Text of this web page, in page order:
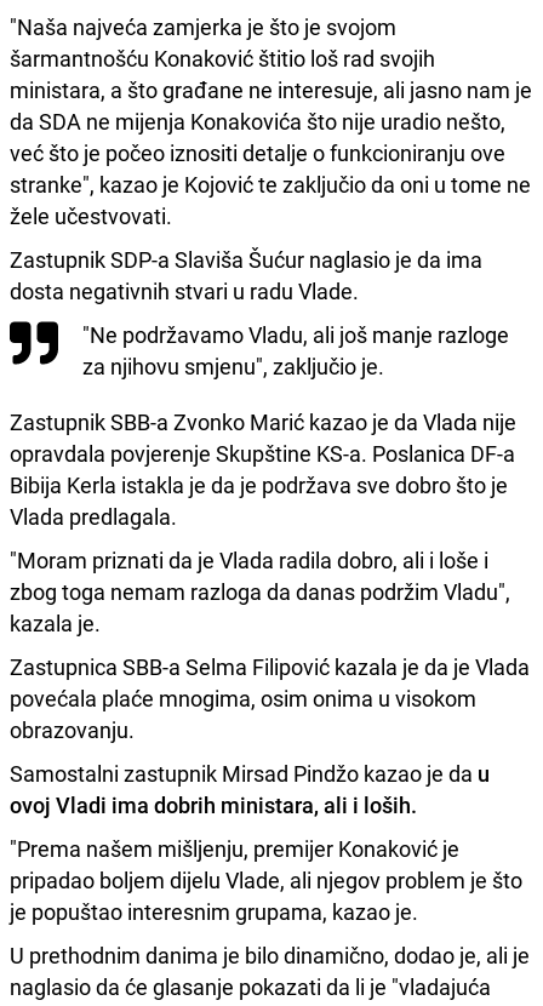
"Naša najveća zamjerka je što je svojom
šarmantnošću Konaković štitio loš rad svojih
ministara, a što građane ne interesuje, ali jasno nam je
da SDA ne mijenja Konakovića što nije uradio nešto,
već što je počeo iznositi detalje o funkcioniranju ove
stranke", kazao je Kojović te zaključio da oni u tome ne
žele učestvovati.
Zastupnik SDP-a Slaviša Šućur naglasio je da ima
dosta negativnih stvari u radu Vlade.
"Ne podržavamo Vladu, ali još manje razloge
za njihovu smjenu", zaključio je.
Zastupnik SBB-a Zvonko Marić kazao je da Vlada nije
opravdala povjerenje Skupštine KS-a. Poslanica DF-a
Bibija Kerla istakla je da je podržava sve dobro što je
Vlada predlagala.
"Moram priznati da je Vlada radila dobro, ali i loše i
zbog toga nemam razloga da danas podržim Vladu",
kazala je.
Zastupnica SBB-a Selma Filipović kazala je da je Vlada
povećala plaće mnogima, osim onima u visokom
obrazovanju.
Samostalni zastupnik Mirsad Pindžo kazao je da u
ovoj Vladi ima dobrih ministara, ali i loših.
"Prema našem mišljenju, premijer Konaković je
pripadao boljem dijelu Vlade, ali njegov problem je što
je popuštao interesnim grupama, kazao je.
U prethodnim danima je bilo dinamično, dodao je, ali je
naglasio da će glasanje pokazati da li je "vladajuća